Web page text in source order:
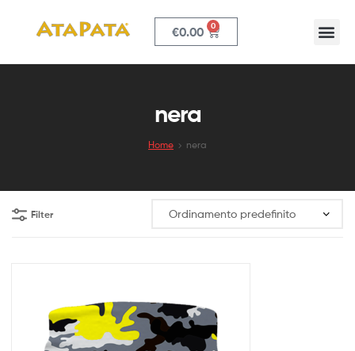
ATAPATA
€0.00 0
nera
Home nera
Filter